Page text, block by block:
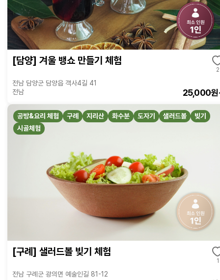
[담양] 겨울 뱅쇼 만들기 체험
2
전남 담양군 담양읍 객사4길 41
전남
25,000
공방&요리 체험 구례 지리산 화수분 도자기 샐러드볼
빚기
시골체험
[구례] 샐러드볼 빚기 체험
1
전남 구례군 광의면 예술인길 81-12